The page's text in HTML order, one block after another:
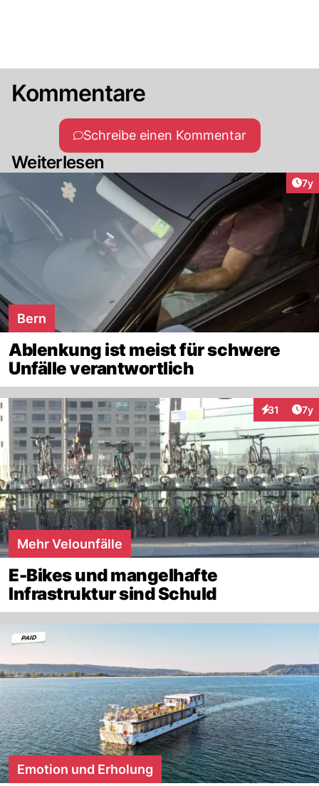
Kommentare
Schreibe einen Kommentar
Weiterlesen
7y
Bern
Ablenkung ist meist für schwere
Unfälle verantwortlich
31 7y
Mehr Velounfälle
E-Bikes und mangelhafte
Infrastruktur sind Schuld
Emotion und Erholung